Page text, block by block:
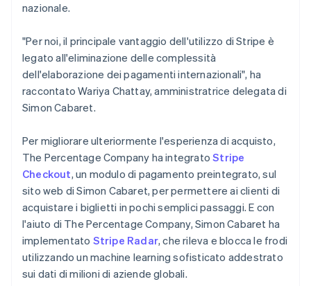
nazionale.
"Per noi, il principale vantaggio dell'utilizzo di Stripe è
legato all'eliminazione delle complessità
dell'elaborazione dei pagamenti internazionali", ha
raccontato Wariya Chattay, amministratrice delegata di
Simon Cabaret.
Per migliorare ulteriormente l'esperienza di acquisto,
The Percentage Company ha integratoStripe
Checkout, un modulo di pagamento preintegrato, sul
sito web di Simon Cabaret, per permettere ai clienti di
acquistare i biglietti in pochi semplici passaggi. E con
l'aiuto di The Percentage Company, Simon Cabaret ha
implementato Stripe Radar, che rileva e blocca le frodi
utilizzando un machine learning sofisticato addestrato
sui dati di milioni di aziende globali.